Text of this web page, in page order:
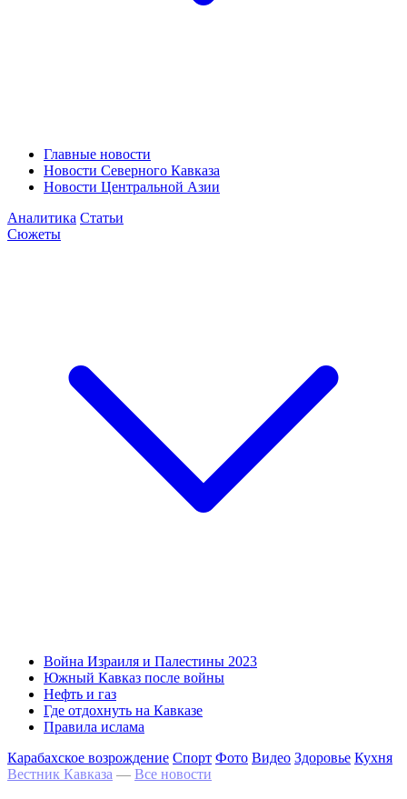
Главные новости
Новости Северного Кавказа
Новости Центральной Азии
Аналитика Статьи
Сюжеты
Война Израиля и Палестины 2023
Южный Кавказ после войны
Нефть и газ
Где отдохнуть на Кавказе
Правила ислама
Карабахское возрождение Спорт Фото Видео Здоровье Кухня
Вестник Кавказа — Все новости